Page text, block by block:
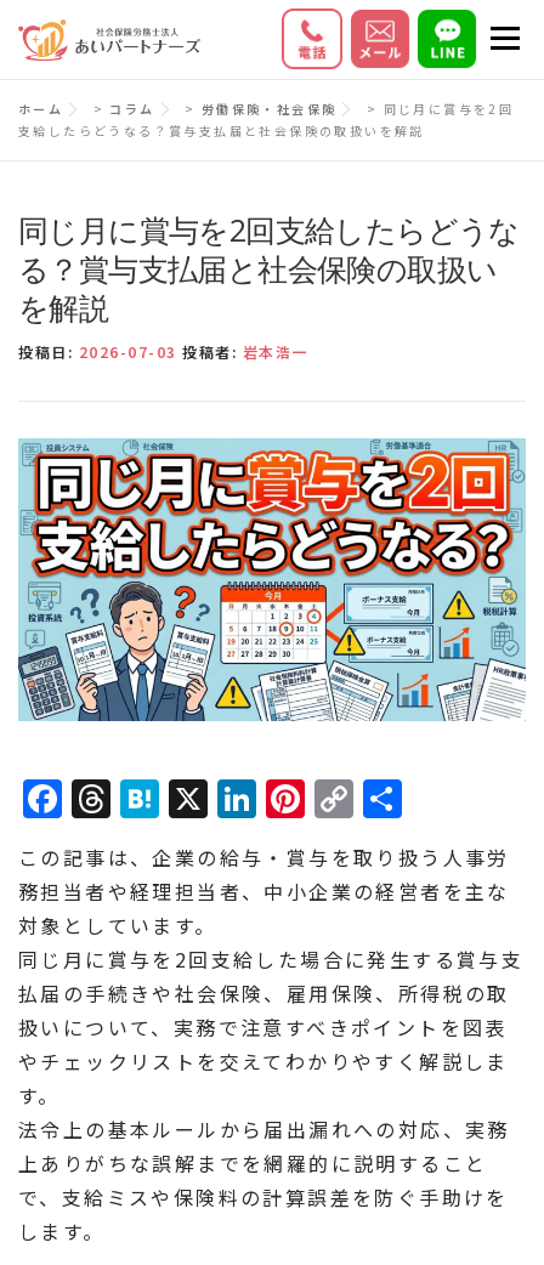
ン
ス
キ
メニ
初めての方へ サービス内容 料金
ホーム > コラム > 労働保険・社会保険 > 同じ月に賞与を2回
支給したらどうなる？賞与支払届と社会保険の取扱いを解説
同じ月に賞与を2回支給したらどうな
る？賞与支払届と社会保険の取扱い
を解説
投稿日: 2026-07-03 投稿者: 岩本浩一
Facebook
Threads
Hatena
X LinkedIn
Pinterest
Copy
Link
有
この記事は、企業の給与・賞与を取り扱う人事労
務担当者や経理担当者、中小企業の経営者を主な
対象としています。
同じ月に賞与を2回支給した場合に発生する賞与支
払届の手続きや社会保険、雇用保険、所得税の取
扱いについて、実務で注意すべきポイントを図表
やチェックリストを交えてわかりやすく解説しま
す。
法令上の基本ルールから届出漏れへの対応、実務
上ありがちな誤解までを網羅的に説明すること
で、支給ミスや保険料の計算誤差を防ぐ手助けを
します。